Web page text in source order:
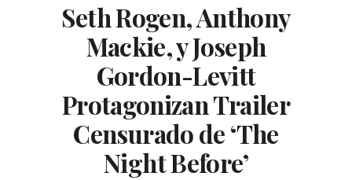
Seth Rogen, Anthony
Mackie, y Joseph
Gordon-Levitt
Protagonizan Trailer
Censurado de ‘The
Night Before’